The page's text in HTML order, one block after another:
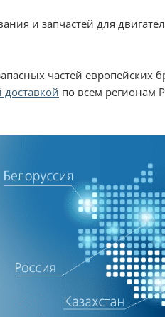
и запчастей для
частей европейских
доставкой по всем регионам